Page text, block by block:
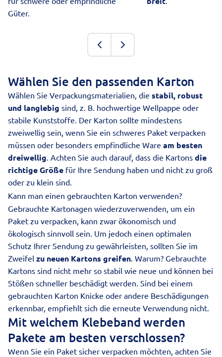
Güter.
Wählen Sie den passenden Karton
Wählen Sie Verpackungsmaterialien, die stabil, robust
und langlebig sind, z. B. hochwertige Wellpappe oder
stabile Kunststoffe. Der Karton sollte mindestens
zweiwellig sein, wenn Sie ein schweres Paket verpacken
müssen oder besonders empfindliche Ware am besten
dreiwellig. Achten Sie auch darauf, dass die Kartons die
richtige Größe für Ihre Sendung haben und nicht zu groß
oder zu klein sind.
Kann man einen gebrauchten Karton verwenden?
Gebrauchte Kartonagen wiederzuverwenden, um ein
Paket zu verpacken, kann zwar ökonomisch und
ökologisch sinnvoll sein. Um jedoch einen optimalen
Schutz Ihrer Sendung zu gewährleisten, sollten Sie im
Zweifel zu neuen Kartons greifen. Warum? Gebrauchte
Kartons sind nicht mehr so stabil wie neue und können bei
Stößen schneller beschädigt werden. Sind bei einem
gebrauchten Karton Knicke oder andere Beschädigungen
erkennbar, empfiehlt sich die erneute Verwendung nicht.
Mit welchem Klebeband werden
Pakete am besten verschlossen?
Wenn Sie ein Paket sicher verpacken möchten, achten Sie